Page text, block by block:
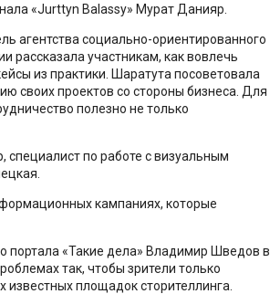
«Jurttyn Balassy» Мурат Данияр.
агентства социально-ориентированного
рассказала участникам, как вовлечь
из практики. Шаратута посоветовала
своих проектов со стороны бизнеса. Для
полезно не только
специалист по работе с визуальным
кампаниях, которые
портала «Такие дела» Владимир Шведов в
так, чтобы зрители только
площадок сторителлинга.